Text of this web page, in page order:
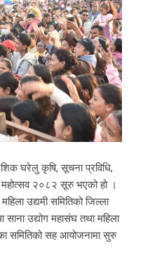
घरेलु कृषि, सूचना प्रविधि,
महोत्सव २०८२ सूरु भएको हो ।
उद्यमी समितिको जिल्ला
उद्योग महासंघ तथा महिला
समितिको सह आयोजनामा सुरु